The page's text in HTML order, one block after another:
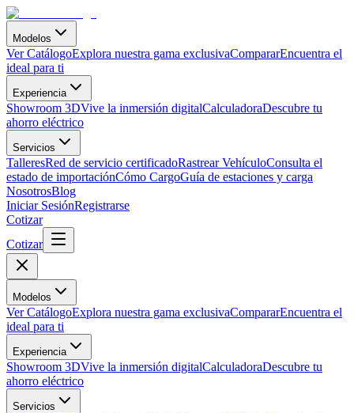
Modelos
Ver CatálogoExplora nuestra gama exclusivaCompararEncuentra el
ideal para ti
Experiencia
Showroom 3DVive la inmersión digitalCalculadoraDescubre tu
ahorro eléctrico
Servicios
TalleresRed de servicio certificadoRastrear VehículoConsulta el
estado de importaciónCómo CargoGuía de estaciones y carga
NosotrosBlog
Iniciar SesiónRegistrarse
Cotizar
Cotizar
Modelos
Ver CatálogoExplora nuestra gama exclusivaCompararEncuentra el
ideal para ti
Experiencia
Showroom 3DVive la inmersión digitalCalculadoraDescubre tu
ahorro eléctrico
Servicios